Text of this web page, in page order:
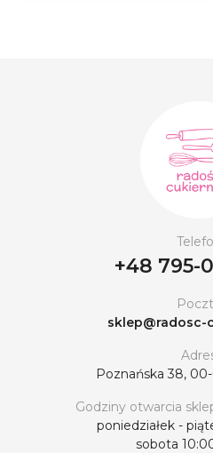
+48 795-
sklep@radosc-
Poznańska 38,
Godziny otwarcia
poniedziałek -
sobota